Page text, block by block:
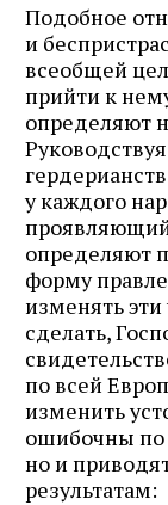
Подобное
и
всеобщей
прийти к
определяют
у каждого
определяют
форму
изменять
сделать,
по всей
изменить
ошибочны по
но и
результатам: